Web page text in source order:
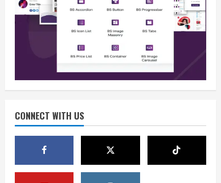
CONNECT WITH US
Berita
Situasi Nasional Aman, Publik Diminta
Waspadai Provokasi Jelang HUT RI
August 8, 2026
3
Opini
Situasi Nasional Aman Harus Dijaga
HUT RI ke-81 Momentum Menjaga
Stabilitas, Keamanan, dan Optimisme